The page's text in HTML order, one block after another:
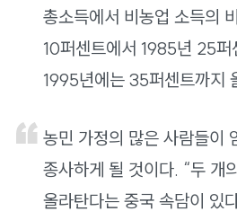
총소득에서 비농업 소득의
10퍼센트에서 1985년 25퍼
1995년에는 35퍼센트까지
농민 가정의 많은 사람들이
종사하게 될 것이다. “두 개
올라탄다는 중국 속담이 있